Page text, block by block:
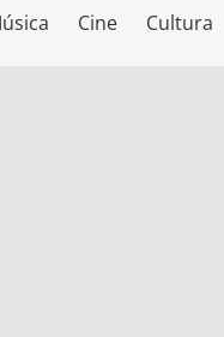
Cine Cultura